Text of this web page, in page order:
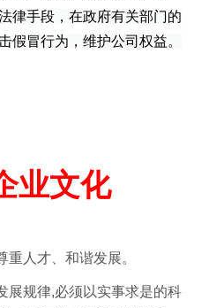
律手段，在政府有关部门的
假冒行为，维护公司权益。
文化
重人才、和谐发展。
展规律,必须以实事求是的科